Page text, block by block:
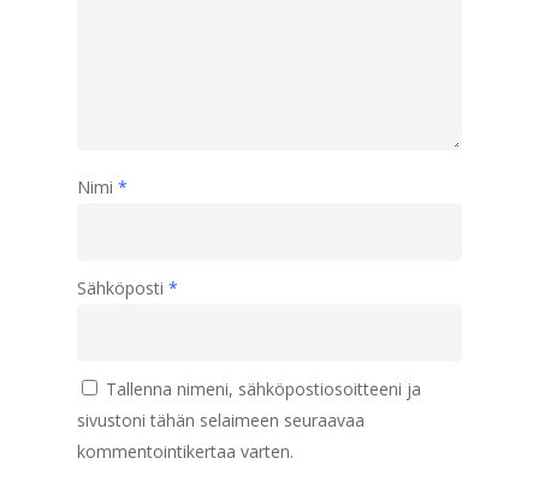
Nimi *
Sähköposti *
Tallenna nimeni, sähköpostiosoitteeni ja
sivustoni tähän selaimeen seuraavaa
kommentointikertaa varten.